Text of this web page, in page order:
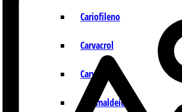
Cariofileno
Carvacrol
Carvona
Cinamaldeído